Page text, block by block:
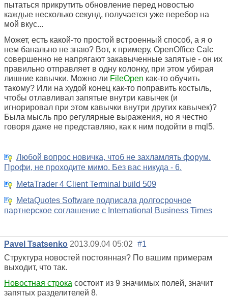
пытаться прикрутить обновление перед новостью
каждые несколько секунд, получается уже перебор на
мой вкус...
Может, есть какой-то простой встроенный способ, а я о
нем банально не знаю? Вот, к примеру, OpenOffice Calc
совершенно не напрягают закавыченные запятые - он их
правильно отправляет в одну колонку, при этом убирая
лишние кавычки. Можно ли FileOpen как-то обучить
такому? Или на худой конец как-то поправить костыль,
чтобы отлавливал запятые внутри кавычек (и
игнорировал при этом кавычки внутри других кавычек)?
Была мысль про регулярные выражения, но я честно
говоря даже не представляю, как к ним подойти в mql5.
Любой вопрос новичка, чтоб не захламлять форум.
Профи, не проходите мимо. Без вас никуда - 6.
MetaTrader 4 Client Terminal build 509
MetaQuotes Software подписала долгосрочное
партнерское соглашение с International Business Times
Pavel Tsatsenko 2013.09.04 05:02 #1
Структура новостей постоянная? По вашим примерам
выходит, что так.
Новостная строка состоит из 9 значимых полей, значит
запятых разделителей 8.